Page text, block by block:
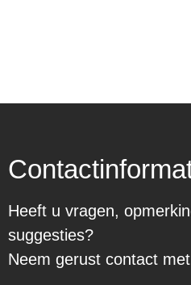
Heeft u vragen,
suggesties?
Neem gerust contact